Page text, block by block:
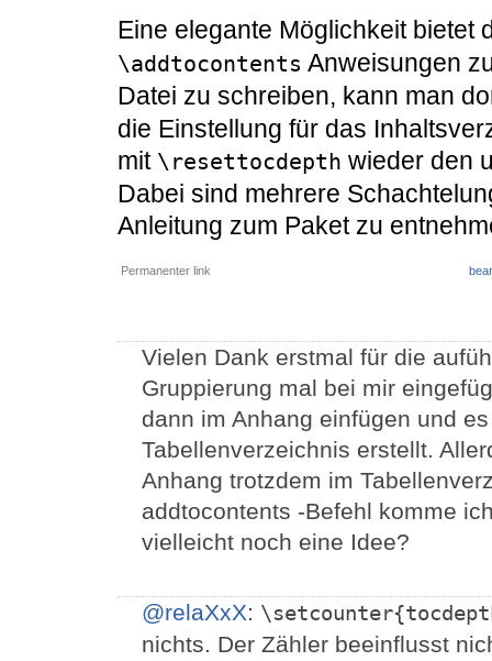
Eine elegante Möglichkeit bietet
\addtocontents Anweisungen
Datei zu schreiben, kann man
die Einstellung für das
mit \resettocdepth wieder den
Dabei sind mehrere
Anleitung zum Paket zu
Permanenter link
Vielen Dank erstmal für die
Gruppierung mal bei mir
dann im Anhang einfügen und
Tabellenverzeichnis erstellt.
Anhang trotzdem im
addtocontents -Befehl komme
vielleicht noch eine Idee?
@relaXxX:
nichts. Der Zähler beeinflusst